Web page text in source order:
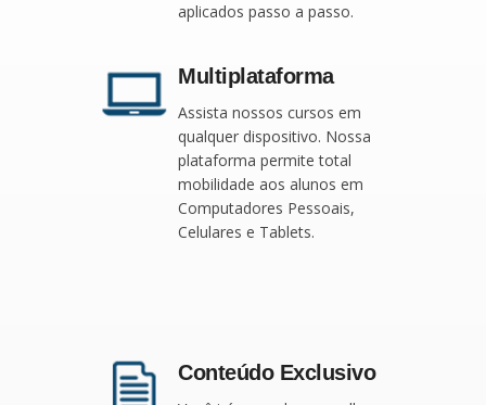
aplicados passo a passo.
Multiplataforma
Assista nossos cursos em
qualquer dispositivo. Nossa
plataforma permite total
mobilidade aos alunos em
Computadores Pessoais,
Celulares e Tablets.
Conteúdo Exclusivo